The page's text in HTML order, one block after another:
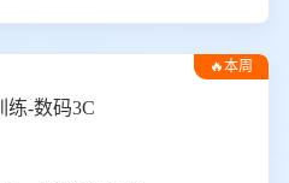
🔥本周
练-数码3C